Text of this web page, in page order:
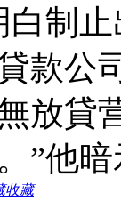
白制
款公
放貸
”他暗
收藏